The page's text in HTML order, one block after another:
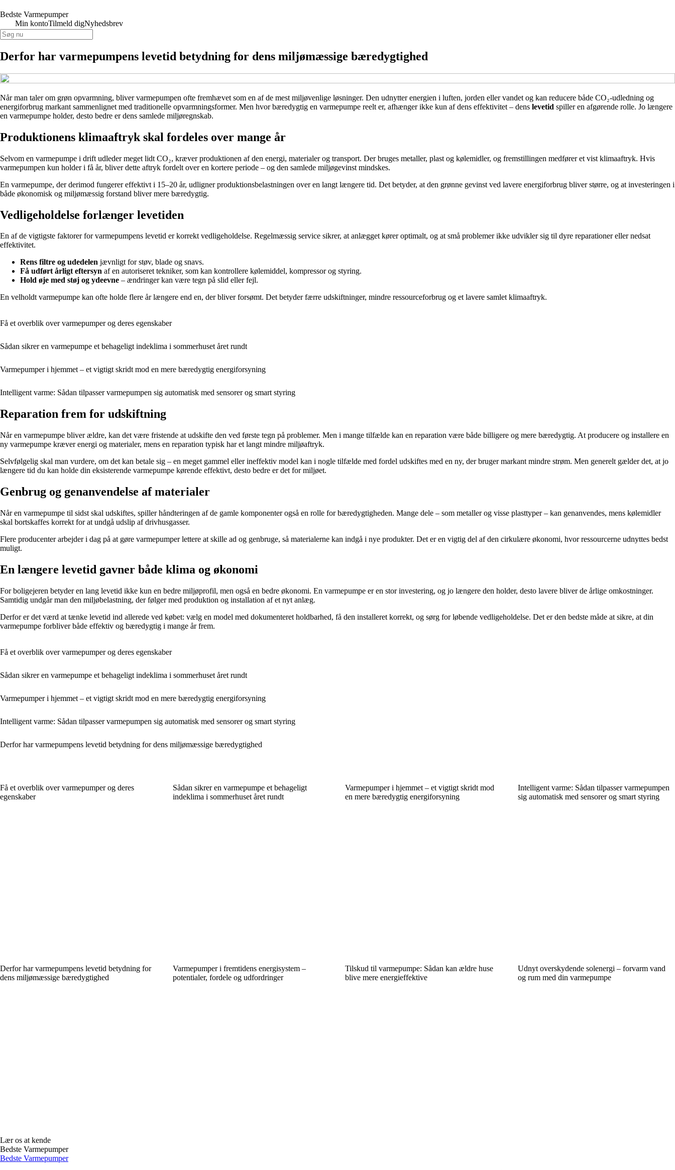
Bedste Varmepumper
Min kontoTilmeld digNyhedsbrev
Derfor har varmepumpens levetid betydning for dens miljømæssige bæredygtighed
Når man taler om grøn opvarmning, bliver varmepumpen ofte fremhævet som en af de mest miljøvenlige løsninger. Den udnytter energien i luften, jorden eller vandet og kan reducere både CO₂-udledning og
energiforbrug markant sammenlignet med traditionelle opvarmningsformer. Men hvor bæredygtig en varmepumpe reelt er, afhænger ikke kun af dens effektivitet – dens levetid spiller en afgørende rolle. Jo længere
en varmepumpe holder, desto bedre er dens samlede miljøregnskab.
Produktionens klimaaftryk skal fordeles over mange år
Selvom en varmepumpe i drift udleder meget lidt CO₂, kræver produktionen af den energi, materialer og transport. Der bruges metaller, plast og kølemidler, og fremstillingen medfører et vist klimaaftryk. Hvis
varmepumpen kun holder i få år, bliver dette aftryk fordelt over en kortere periode – og den samlede miljøgevinst mindskes.
En varmepumpe, der derimod fungerer effektivt i 15–20 år, udligner produktionsbelastningen over en langt længere tid. Det betyder, at den grønne gevinst ved lavere energiforbrug bliver større, og at investeringen i
både økonomisk og miljømæssig forstand bliver mere bæredygtig.
Vedligeholdelse forlænger levetiden
En af de vigtigste faktorer for varmepumpens levetid er korrekt vedligeholdelse. Regelmæssig service sikrer, at anlægget kører optimalt, og at små problemer ikke udvikler sig til dyre reparationer eller nedsat
effektivitet.
Rens filtre og udedelen jævnligt for støv, blade og snavs.
Få udført årligt eftersyn af en autoriseret tekniker, som kan kontrollere kølemiddel, kompressor og styring.
Hold øje med støj og ydeevne – ændringer kan være tegn på slid eller fejl.
En velholdt varmepumpe kan ofte holde flere år længere end en, der bliver forsømt. Det betyder færre udskiftninger, mindre ressourceforbrug og et lavere samlet klimaaftryk.
Få et overblik over varmepumper og deres egenskaber
Sådan sikrer en varmepumpe et behageligt indeklima i sommerhuset året rundt
Varmepumper i hjemmet – et vigtigt skridt mod en mere bæredygtig energiforsyning
Intelligent varme: Sådan tilpasser varmepumpen sig automatisk med sensorer og smart styring
Reparation frem for udskiftning
Når en varmepumpe bliver ældre, kan det være fristende at udskifte den ved første tegn på problemer. Men i mange tilfælde kan en reparation være både billigere og mere bæredygtig. At producere og installere en
ny varmepumpe kræver energi og materialer, mens en reparation typisk har et langt mindre miljøaftryk.
Selvfølgelig skal man vurdere, om det kan betale sig – en meget gammel eller ineffektiv model kan i nogle tilfælde med fordel udskiftes med en ny, der bruger markant mindre strøm. Men generelt gælder det, at jo
længere tid du kan holde din eksisterende varmepumpe kørende effektivt, desto bedre er det for miljøet.
Genbrug og genanvendelse af materialer
Når en varmepumpe til sidst skal udskiftes, spiller håndteringen af de gamle komponenter også en rolle for bæredygtigheden. Mange dele – som metaller og visse plasttyper – kan genanvendes, mens kølemidler
skal bortskaffes korrekt for at undgå udslip af drivhusgasser.
Flere producenter arbejder i dag på at gøre varmepumper lettere at skille ad og genbruge, så materialerne kan indgå i nye produkter. Det er en vigtig del af den cirkulære økonomi, hvor ressourcerne udnyttes bedst
muligt.
En længere levetid gavner både klima og økonomi
For boligejeren betyder en lang levetid ikke kun en bedre miljøprofil, men også en bedre økonomi. En varmepumpe er en stor investering, og jo længere den holder, desto lavere bliver de årlige omkostninger.
Samtidig undgår man den miljøbelastning, der følger med produktion og installation af et nyt anlæg.
Derfor er det værd at tænke levetid ind allerede ved købet: vælg en model med dokumenteret holdbarhed, få den installeret korrekt, og sørg for løbende vedligeholdelse. Det er den bedste måde at sikre, at din
varmepumpe forbliver både effektiv og bæredygtig i mange år frem.
Få et overblik over varmepumper og deres egenskaber
Sådan sikrer en varmepumpe et behageligt indeklima i sommerhuset året rundt
Varmepumper i hjemmet – et vigtigt skridt mod en mere bæredygtig energiforsyning
Intelligent varme: Sådan tilpasser varmepumpen sig automatisk med sensorer og smart styring
Derfor har varmepumpens levetid betydning for dens miljømæssige bæredygtighed
Få et overblik over varmepumper og deres
egenskaber
Sådan sikrer en varmepumpe et behageligt
indeklima i sommerhuset året rundt
Varmepumper i hjemmet – et vigtigt skridt mod
en mere bæredygtig energiforsyning
Intelligent varme: Sådan tilpasser varmepumpen
sig automatisk med sensorer og smart styring
Derfor har varmepumpens levetid betydning for
dens miljømæssige bæredygtighed
Varmepumper i fremtidens energisystem –
potentialer, fordele og udfordringer
Tilskud til varmepumpe: Sådan kan ældre huse
blive mere energieffektive
Udnyt overskydende solenergi – forvarm vand
og rum med din varmepumpe
Lær os at kende
Bedste Varmepumper
Bedste Varmepumper